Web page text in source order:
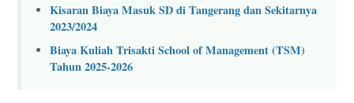
Kisaran Biaya Masuk SD di Tangerang dan Sekitarnya
2023/2024
Biaya Kuliah Trisakti School of Management (TSM)
Tahun 2025-2026